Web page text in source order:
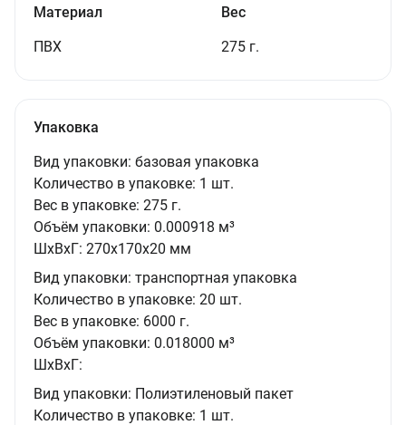
Материал
ПВХ
Вес
275 г.
Упаковка
Вид упаковки: базовая упаковка
Количество в упаковке: 1 шт.
Вес в упаковке: 275 г.
Объём упаковки: 0.000918 м³
ШxВxГ: 270x170x20 мм
Вид упаковки: транспортная упаковка
Количество в упаковке: 20 шт.
Вес в упаковке: 6000 г.
Объём упаковки: 0.018000 м³
ШxВxГ:
Вид упаковки: Полиэтиленовый пакет
Количество в упаковке: 1 шт.